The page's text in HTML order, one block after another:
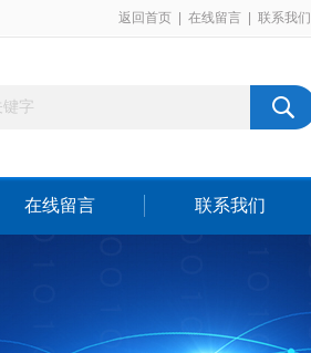
返回首页 在线留言 联系我们
在线留言 联系我们